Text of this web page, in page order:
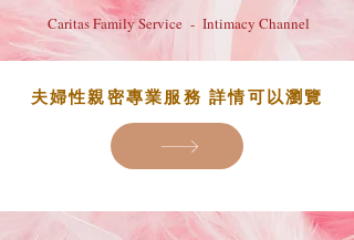
Caritas Family Service - Intimacy Channel
夫婦性親密專業服務 詳情可以瀏覽